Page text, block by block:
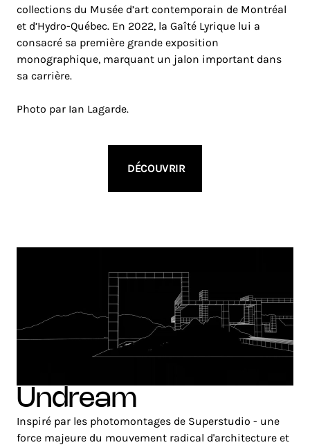
collections du Musée d’art contemporain de Montréal
et d’Hydro-Québec. En 2022, la Gaîté Lyrique lui a
consacré sa première grande exposition
monographique, marquant un jalon important dans
sa carrière.
Photo par Ian Lagarde.
DÉCOUVRIR
undream
Inspiré par les photomontages de Superstudio - une
force majeure du mouvement radical d'architecture et